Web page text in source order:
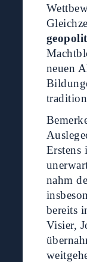
neuen
Erstens
nahm
bereits
Visier,